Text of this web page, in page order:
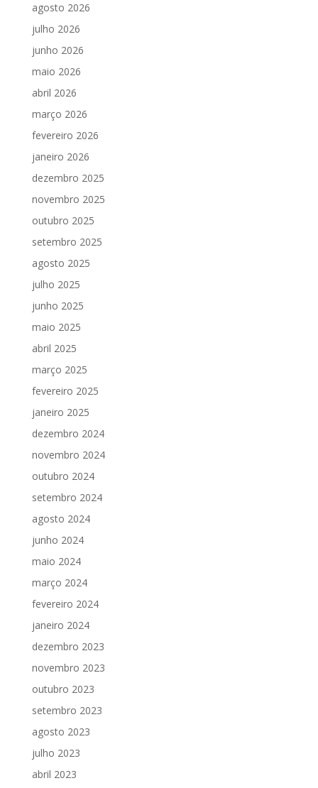
agosto 2026
julho 2026
junho 2026
maio 2026
abril 2026
março 2026
fevereiro 2026
janeiro 2026
dezembro 2025
novembro 2025
outubro 2025
setembro 2025
agosto 2025
julho 2025
junho 2025
maio 2025
abril 2025
março 2025
fevereiro 2025
janeiro 2025
dezembro 2024
novembro 2024
outubro 2024
setembro 2024
agosto 2024
junho 2024
maio 2024
março 2024
fevereiro 2024
janeiro 2024
dezembro 2023
novembro 2023
outubro 2023
setembro 2023
agosto 2023
julho 2023
abril 2023